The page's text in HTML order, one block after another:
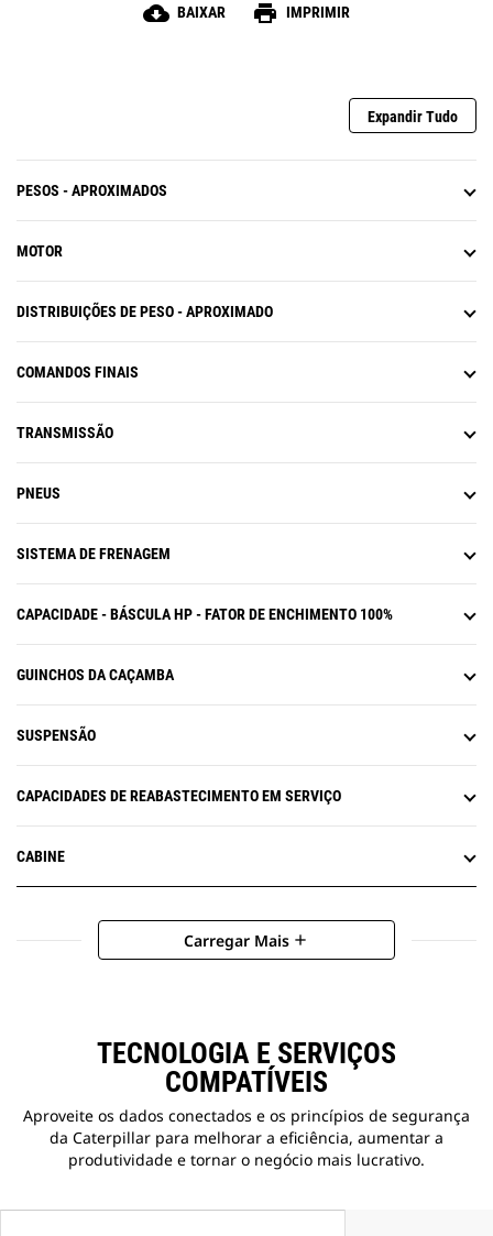
cloud_download BAIXAR print IMPRIMIR
Expandir Tudo
PESOS - APROXIMADOS
MOTOR
DISTRIBUIÇÕES DE PESO - APROXIMADO
COMANDOS FINAIS
TRANSMISSÃO
PNEUS
SISTEMA DE FRENAGEM
CAPACIDADE - BÁSCULA HP - FATOR DE ENCHIMENTO 100%
GUINCHOS DA CAÇAMBA
SUSPENSÃO
CAPACIDADES DE REABASTECIMENTO EM SERVIÇO
CABINE
Carregar Mais add
TECNOLOGIA E SERVIÇOS
COMPATÍVEIS
Aproveite os dados conectados e os princípios de segurança
da Caterpillar para melhorar a eficiência, aumentar a
produtividade e tornar o negócio mais lucrativo.